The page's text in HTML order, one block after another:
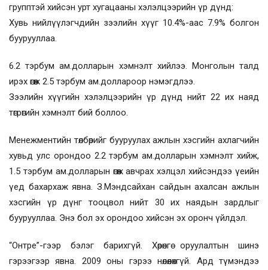
групптэй хийсэн урт хугацааны хэлэлцээрийн үр дүнд:
Хувь нийлүүлэгчдийн зээлийн хүүг 10.4%-аас 7.9% болгон
буурууллаа.
6.2 тэрбум ам.долларын хэмнэлт хийлээ. Монголын талд
ирэх өгөөж 2.5 тэрбум ам.доллароор нэмэгдлээ.
Зээлийн хүүгийн хэлэлцээрийн үр дүнд нийт 22 их наяд
төгрөгийн хэмнэлт бий боллоо.
Менежментийн төлбөрийг бууруулах ажлын хэсгийн ахлагчийн
хувьд улс орондоо 2.2 тэрбум ам.долларын хэмнэлт хийж,
1.5 тэрбум ам.долларын өгөөж авчрах хэлцэл хийсэндээ үеийн
үед бахархаж явна. З.Мэндсайхан сайдын ахалсан ажлын
хэсгийн үр дүнг тооцвол нийт 30 их наядын зардлыг
буурууллаа. Энэ бол эх орондоо хийсэн эх оронч үйлдэл.
“Онтре”-гээр бэлэг барихгүй. Хөрөнгө оруулалтын шинэ
гэрээгээр явна. 2009 оны гэрээ нөлөөлөхгүй. Ард түмэндээ